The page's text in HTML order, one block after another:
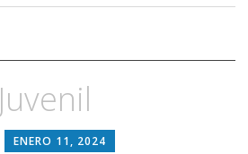
Juvenil
ENERO 11, 2024